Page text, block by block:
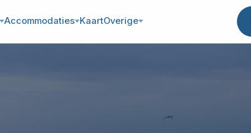
Accommodaties KaartOverige